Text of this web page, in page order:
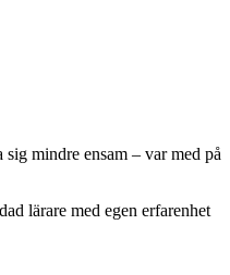
mindre ensam – var med på
lärare med egen erfarenhet